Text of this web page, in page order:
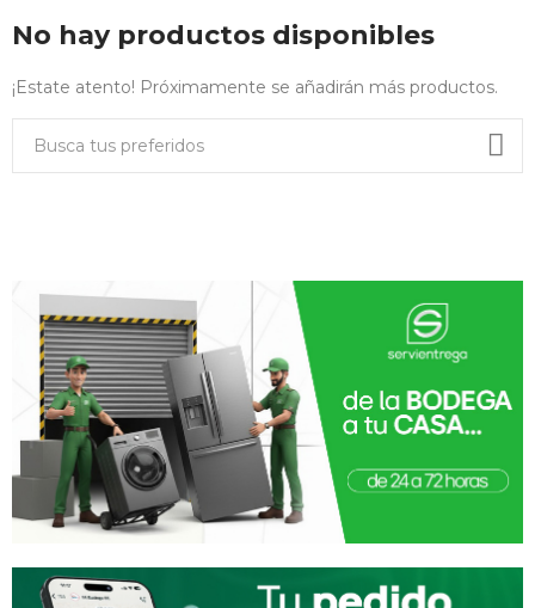
No hay productos disponibles
¡Estate atento! Próximamente se añadirán más productos.